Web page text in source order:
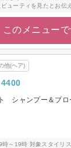
ューティを見たとお伝
このメニュー
他(ヘア)
シャンプー＆ブ
～19時 対象スタイリ